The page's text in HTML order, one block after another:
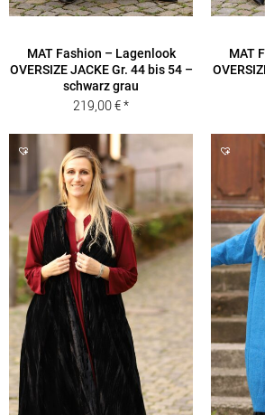
MAT Fashion – Lagenlook
OVERSIZE JACKE Gr. 44 bis 54 –
schwarz grau
219,00€
MAT